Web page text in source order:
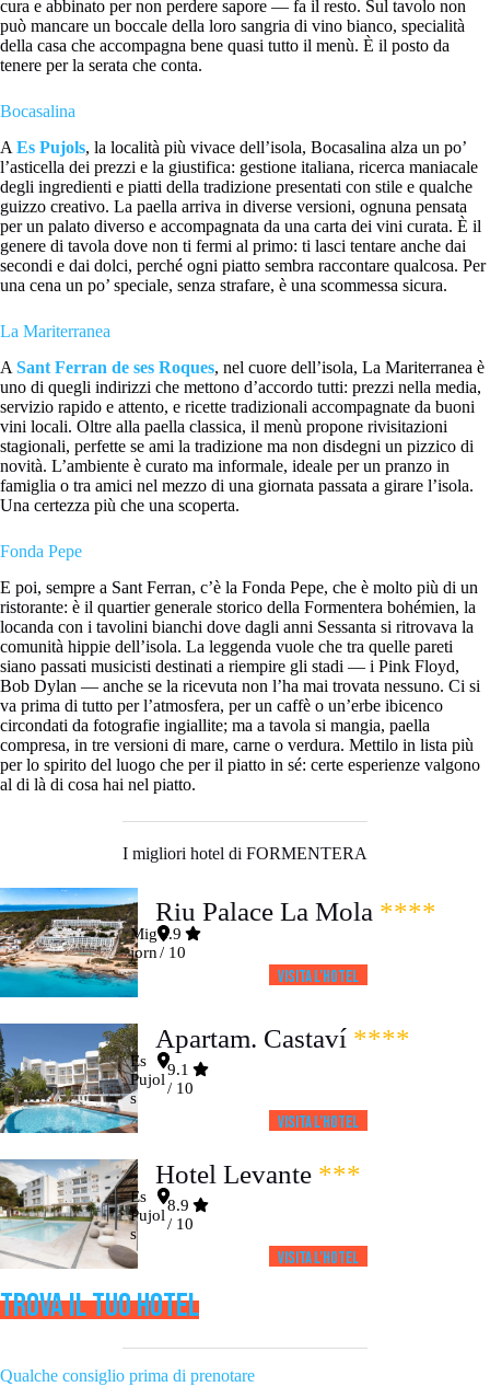
cura e abbinato per non perdere sapore — fa il resto. Sul tavolo non
può mancare un boccale della loro sangria di vino bianco, specialità
della casa che accompagna bene quasi tutto il menù. È il posto da
tenere per la serata che conta.
Bocasalina
A Es Pujols, la località più vivace dell’isola, Bocasalina alza un po’
l’asticella dei prezzi e la giustifica: gestione italiana, ricerca maniacale
degli ingredienti e piatti della tradizione presentati con stile e qualche
guizzo creativo. La paella arriva in diverse versioni, ognuna pensata
per un palato diverso e accompagnata da una carta dei vini curata. È il
genere di tavola dove non ti fermi al primo: ti lasci tentare anche dai
secondi e dai dolci, perché ogni piatto sembra raccontare qualcosa. Per
una cena un po’ speciale, senza strafare, è una scommessa sicura.
La Mariterranea
A Sant Ferran de ses Roques, nel cuore dell’isola, La Mariterranea è
uno di quegli indirizzi che mettono d’accordo tutti: prezzi nella media,
servizio rapido e attento, e ricette tradizionali accompagnate da buoni
vini locali. Oltre alla paella classica, il menù propone rivisitazioni
stagionali, perfette se ami la tradizione ma non disdegni un pizzico di
novità. L’ambiente è curato ma informale, ideale per un pranzo in
famiglia o tra amici nel mezzo di una giornata passata a girare l’isola.
Una certezza più che una scoperta.
Fonda Pepe
E poi, sempre a Sant Ferran, c’è la Fonda Pepe, che è molto più di un
ristorante: è il quartier generale storico della Formentera bohémien, la
locanda con i tavolini bianchi dove dagli anni Sessanta si ritrovava la
comunità hippie dell’isola. La leggenda vuole che tra quelle pareti
siano passati musicisti destinati a riempire gli stadi — i Pink Floyd,
Bob Dylan — anche se la ricevuta non l’ha mai trovata nessuno. Ci si
va prima di tutto per l’atmosfera, per un caffè o un’erbe ibicenco
circondati da fotografie ingiallite; ma a tavola si mangia, paella
compresa, in tre versioni di mare, carne o verdura. Mettilo in lista più
per lo spirito del luogo che per il piatto in sé: certe esperienze valgono
al di là di cosa hai nel piatto.
I migliori hotel di FORMENTERA
Riu Palace La Mola ****
Mig
jorn
8.9
/ 10
Visita l’HOTEL
Apartam. Castaví ****
Es
Pujol
s
9.1
/ 10
Visita l’HOTEL
Hotel Levante ***
Es
Pujol
s
8.9
/ 10
Visita l’HOTEL
TROVA IL TUO HOTEL
Qualche consiglio prima di prenotare